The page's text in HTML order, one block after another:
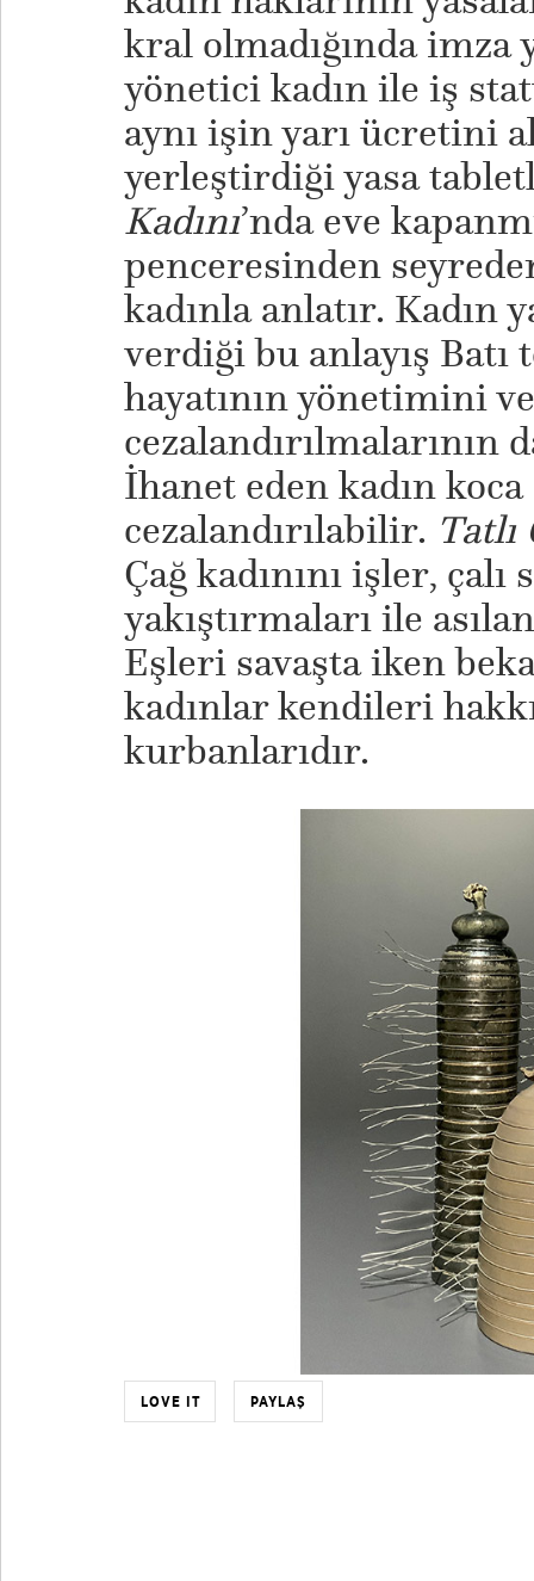
kral olmadığında
yönetici kadın ile iş
aynı işin yarı ücretini
yerleştirdiği yasa
Kadını’nda eve
penceresinden
kadınla anlatır. Kadın
verdiği bu anlayış Batı
hayatının yönetimini
İhanet eden kadın
cezalandırılabilir. Tatlı
Çağ kadınını işler,
yakıştırmaları ile
Eşleri savaşta iken
kadınlar kendileri
kurbanlarıdır.
LOVE IT PAYLAŞ